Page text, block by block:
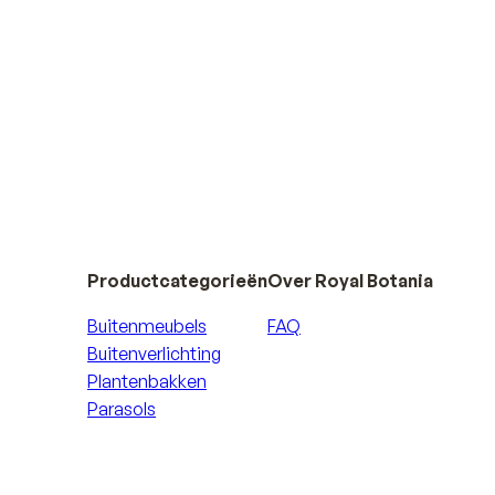
Productcategorieën
Buitenmeubels
Buitenverlichting
Plantenbakken
Parasols
Over Royal Botania
FAQ